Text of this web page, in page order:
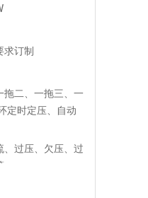
求订制
拖二、一拖三、一
定时定压、自动
、过压、欠压、过